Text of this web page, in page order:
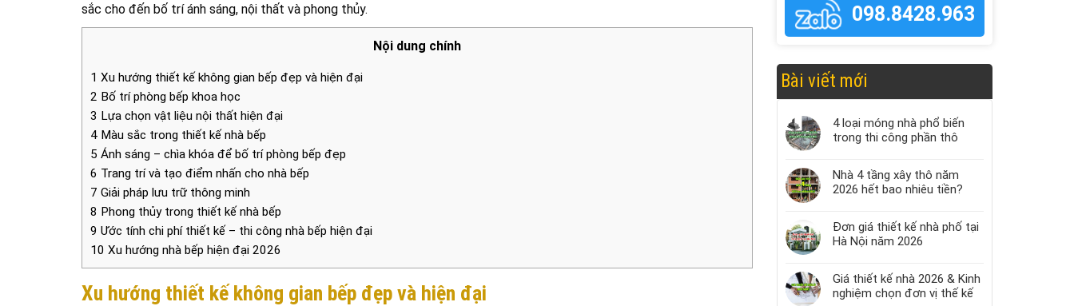
sắc cho đến bố trí ánh sáng, nội thất và phong thủy.
Nội dung chính
1 Xu hướng thiết kế không gian bếp đẹp và hiện đại
2 Bố trí phòng bếp khoa học
3 Lựa chọn vật liệu nội thất hiện đại
4 Màu sắc trong thiết kế nhà bếp
5 Ánh sáng – chìa khóa để bố trí phòng bếp đẹp
6 Trang trí và tạo điểm nhấn cho nhà bếp
7 Giải pháp lưu trữ thông minh
8 Phong thủy trong thiết kế nhà bếp
9 Ước tính chi phí thiết kế – thi công nhà bếp hiện đại
10 Xu hướng nhà bếp hiện đại 2026
Xu hướng thiết kế không gian bếp đẹp và hiện đại
098.8428.963
Bài viết mới
4 loại móng nhà phổ biến
trong thi công phần thô
Nhà 4 tầng xây thô năm
2026 hết bao nhiêu tiền?
Đơn giá thiết kế nhà phố tại
Hà Nội năm 2026
Giá thiết kế nhà 2026 & Kinh
nghiệm chọn đơn vị thế kế